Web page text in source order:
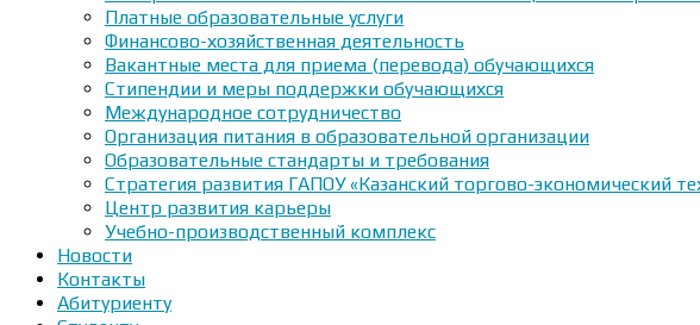
Платные образовательные услуги
Финансово-хозяйственная деятельность
Вакантные места для приема (перевода) обучающихся
Стипендии и меры поддержки обучающихся
Международное сотрудничество
Организация питания в образовательной организации
Образовательные стандарты и требования
Стратегия развития ГАПОУ «Казанский торгово-экономический
Центр развития карьеры
Учебно-производственный комплекс
Новости
Контакты
Абитуриенту